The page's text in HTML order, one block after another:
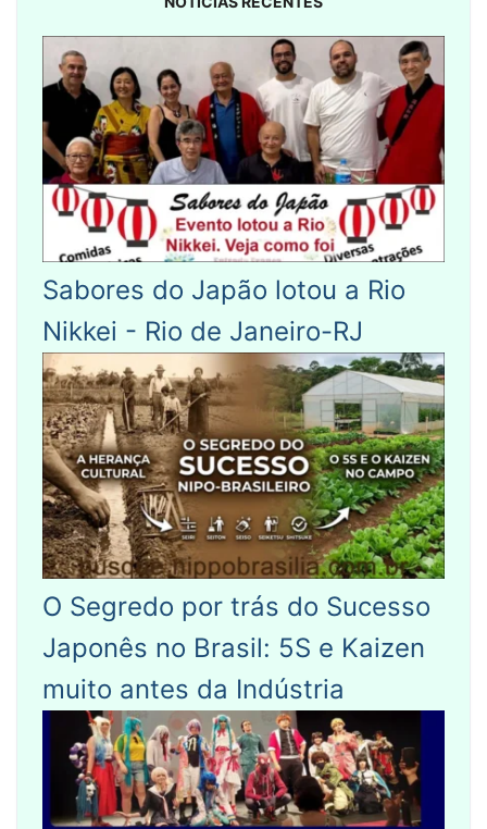
Sabores do Japão lotou a Rio
Nikkei - Rio de Janeiro-RJ
O Segredo por trás do Sucesso
Japonês no Brasil: 5S e Kaizen
muito antes da Indústria